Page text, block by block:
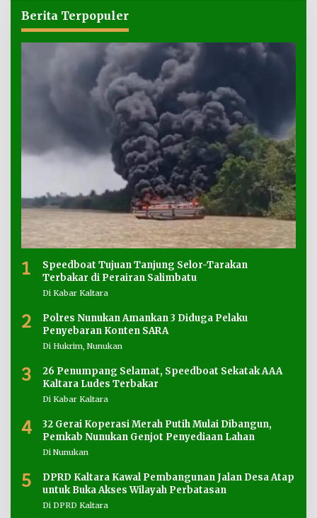
Berita Terpopuler
1
Speedboat Tujuan Tanjung Selor-Tarakan
Terbakar di Perairan Salimbatu
Di Kabar Kaltara
2
Polres Nunukan Amankan 3 Diduga Pelaku
Penyebaran Konten SARA
Di Hukrim, Nunukan
3
26 Penumpang Selamat, Speedboat Sekatak AAA
Kaltara Ludes Terbakar
Di Kabar Kaltara
4
32 Gerai Koperasi Merah Putih Mulai Dibangun,
Pemkab Nunukan Genjot Penyediaan Lahan
Di Nunukan
5
DPRD Kaltara Kawal Pembangunan Jalan Desa Atap
untuk Buka Akses Wilayah Perbatasan
Di DPRD Kaltara